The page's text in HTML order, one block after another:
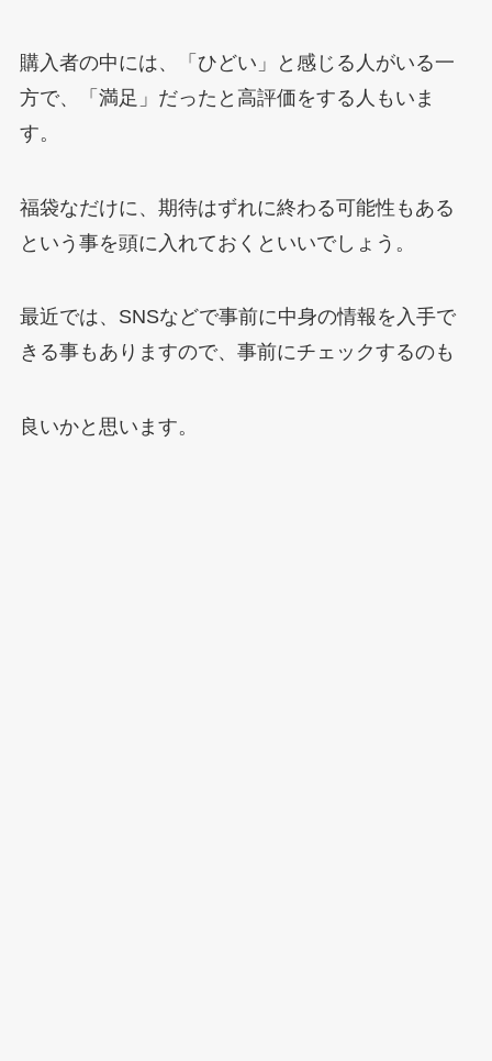
購入者の中には、「ひどい」と感じる人がいる一
方で、「満足」だったと高評価をする人もいま
す。
福袋なだけに、期待はずれに終わる可能性もある
という事を頭に入れておくといいでしょう。
最近では、SNSなどで事前に中身の情報を入手で
きる事もありますので、事前にチェックするのも
良いかと思います。